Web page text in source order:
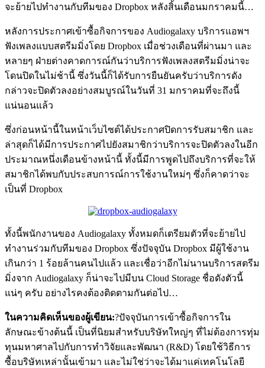
จะย้ายไปทำงานกับทีมของ Dropbox หลังสิ้นเดือนมกราคมนี้…
หลังการประกาศเข้าซื้อกิจการของ Audiogalaxy บริการแอพฯ
ฟังเพลงแบบสตรีมมิ่งโดย Dropbox เมื่อช่วงเดือนที่ผ่านมา และ
หลายๆ ฝ่ายต่างคาดการณ์กันว่าบริการฟังเพลงสตรีมมิ่งน่าจะ
โดนปิดในไม่ช้านี้ ซึ่งวันนี้ก็ได้รับการยืนยันครับว่าบริการดัง
กล่าวจะปิดตัวลงอย่างสมบูรณ์ในวันที่ 31 มกราคมที่จะถึงนี้
แน่นอนแล้ว
ซึ่งก่อนหน้านี้ในหน้าเว็บไซต์ได้ประกาศปิดการรับสมาชิก และ
ล่าสุดก็ได้มีการประกาศไปยังสมาชิกว่าบริการจะปิดตัวลงในอีก
ประมาณหนึ่งเดือนข้างหน้านี้ ทั้งนี้มีการพูดไปถึงบริการที่จะให้
สมาชิกได้พบกับประสบการณ์การใช้งานใหม่ๆ ซึ่งก็คาดว่าจะ
เป็นที่ Dropbox
ทั้งนี้พนักงานของ Audiogalaxy ทั้งหมดก็เตรียมตัวที่จะย้ายไป
ทำงานร่วมกับทีมของ Dropbox ซึ่งปัจจุบัน Dropbox มีผู้ใช้งาน
เกินกว่า 1 ร้อยล้านคนไปแล้ว และเชื่อว่าอีกไม่นานบริการสตรีม
มิ่งจาก Audiogalaxy ก็น่าจะไปมีบน Cloud Storage ชื่อดังตัวนี้
แน่ๆ ครับ อย่างไรคงต้องติดตามกันต่อไป…
ในความคิดเห็นของผู้เขียน:?ปัจจุบันการเข้าซื้อกิจการใน
ลักษณะข้างต้นนี้ เป็นที่นิยมสำหรับบริษัทใหญ่ๆ ที่ไม่ต้องการทุ่ม
ทุนมหาศาลไปกับการทำวิจัยและพัฒนา (R&D) โดยใช้วิธีการ
ซื้อบริษัทเหล่านั้นเข้ามา และไม่ใช่ว่าจะได้มาแค่เทคโนโลยี